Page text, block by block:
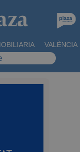
VALÈNCIA